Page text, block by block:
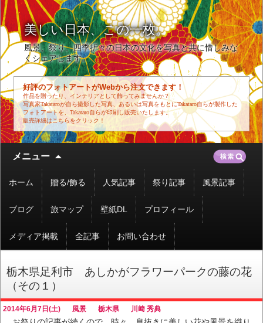
美しい日本、この一枚。
風景、祭り、四季折々の日本の文化を写真と共に惜しみな
くシェアします。
好評のフォトアートがWebから注文できます！
作品を贈ったり、インテリアとして飾ってみませんか？
写真家Takataroが自ら撮影した写真、あるいは写真をもとにTakataro自らが製作した
フォトアートを、Takataro自らが印刷し販売いたします。
販売詳細はこちらをクリック！
メニュー
テ
ツ
移
動
ホーム 贈る/飾る 人気記事 祭り記事 風景記事
ブログ 旅マップ 壁紙DL プロフィール
メディア掲載 全記事 お問い合わせ
検
索:
栃木県足利市 あしかがフラワーパークの藤の花
（その１）
2014年6月7日(土) 風景 栃木県 川﨑 秀典